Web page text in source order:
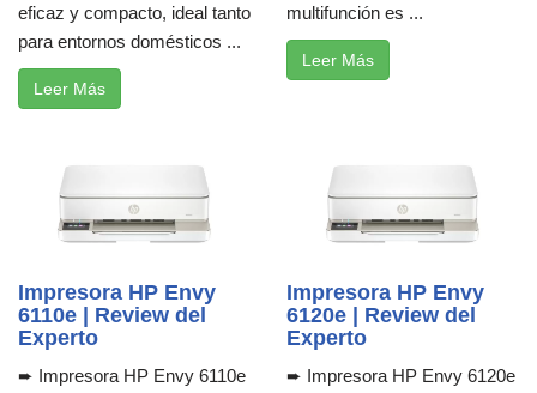
eficaz y compacto, ideal tanto
para entornos domésticos ...
Leer Más
multifunción es ...
Leer Más
Impresora HP Envy
6110e | Review del
Experto
➨ Impresora HP Envy 6110e
Impresora HP Envy
6120e | Review del
Experto
➨ Impresora HP Envy 6120e